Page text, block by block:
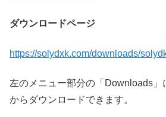
ダウンロードページ
https://solydxk.com/downloads/
左のメニュー部分の「Downloads」
からダウンロードできます。